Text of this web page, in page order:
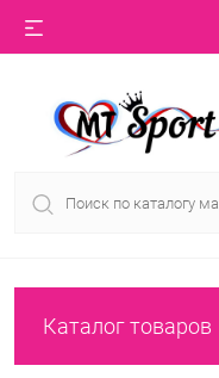
Каталог товаров